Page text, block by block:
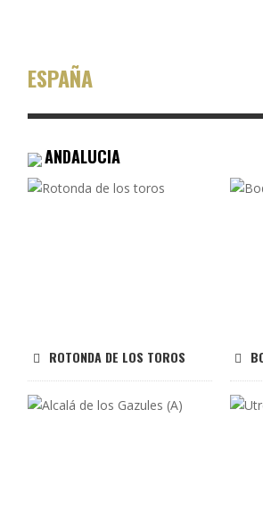
ESPAÑA
ANDALUCIA
ROTONDA DE LOS TOROS